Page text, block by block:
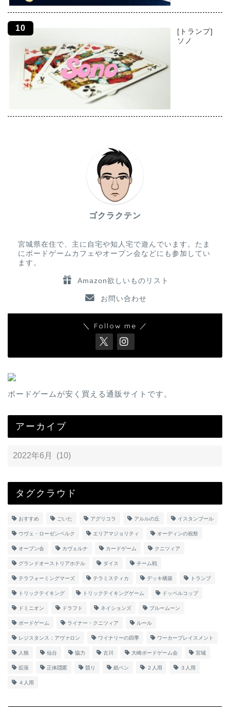
[トランプ]
ソノ
ゴクラクテン
宮城県在住で、主に自宅や知人宅で遊んでいます。たま
にボードゲームカフェやオープン会などにも参加してい
ます。
Amazon欲しいものリスト
お問い合わせ
＼ Follow me ／
ボードゲームが安く買える通販サイトです。
アーカイブ
タグクラウド
おすすめ ごいた アグリコラ アルルの丘 イスタンブール
ウヴェ・ローゼンベルク エリアマジョリティ オーディンの祝祭
オープン会 カヴェルナ カードゲーム クニツィア
グランドオーストリアホテル ダイス チーム戦
テラフォーミングマーズ テラミスティカ デッキ構築 トランプ
トリックテイキング トリックテイキングゲーム ドッペルコップ
ドミニオン ドラフト ネイションズ ブルームーン
ボードゲーム ライナー・クニツィア ルール
レジスタンス：アヴァロン ワイナリーの四季 ワーカープレイスメント
人狼 仙台 協力 古川 大崎ボードゲーム会 宮城
拡張 正体隠匿 競り 紙ペン ２人用 ３人用
４人用